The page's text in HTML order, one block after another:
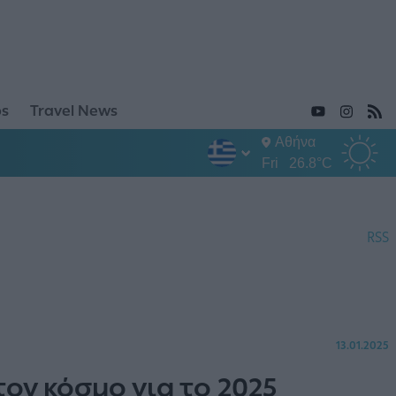
Travel News
Αθήνα
Fri
26.8°C
RSS
13.01.2025
κόσμο για το 2025